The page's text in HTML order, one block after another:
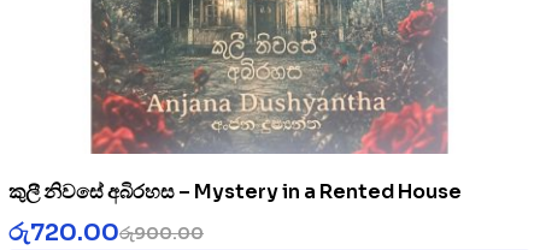
කුලී නිවසේ අබිරහස – Mystery in a Rented House
රු900.00
රු720.00